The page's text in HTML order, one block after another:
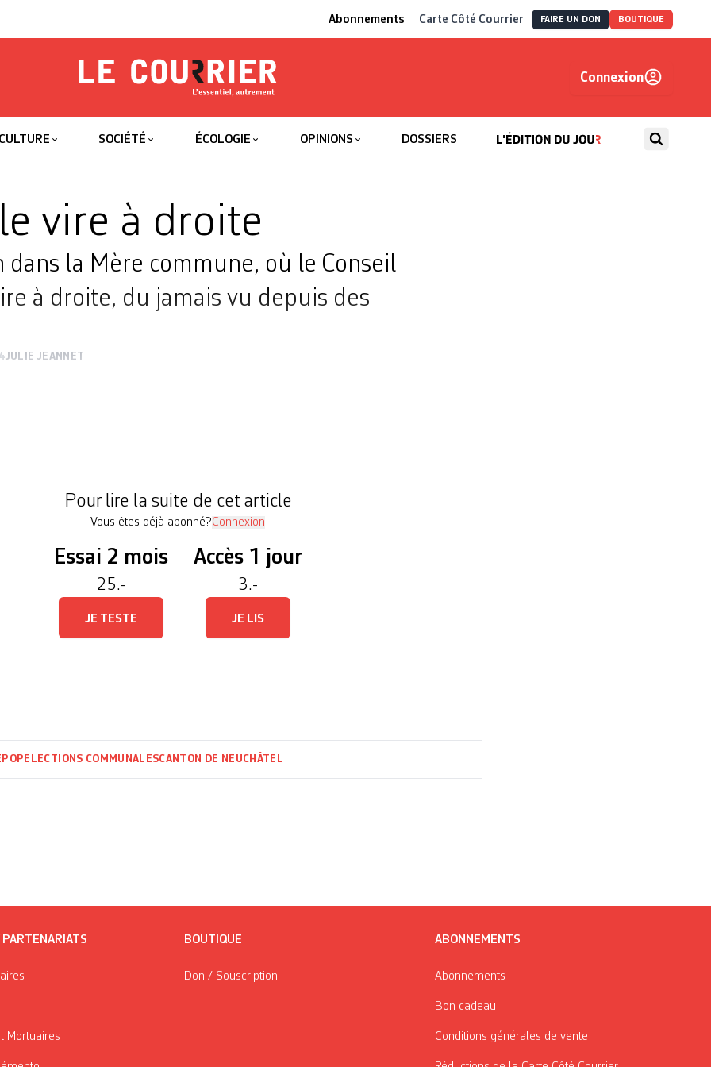
Abonnements Carte Côté Courrier FAIRE UN DON BOUTIQUE
Le Courrier
Connexion
CULTURE SOCIÉTÉ ÉCOLOGIE OPINIONS DOSSIERS
vire à droite
dans la Mère commune, où le Conseil
à droite, du jamais vu depuis des
JULIE JEANNET
Pour lire la suite de cet article
Vous êtes déjà abonné?Connexion
Essai 2 mois
25.-
JE TESTE
Accès 1 jour
3.-
JE LIS
POP ELECTIONS COMMUNALESCANTON DE NEUCHÂTEL
Mortuaires
BOUTIQUE
Don / Souscription
ABONNEMENTS
Abonnements
Bon cadeau
Conditions générales de vente